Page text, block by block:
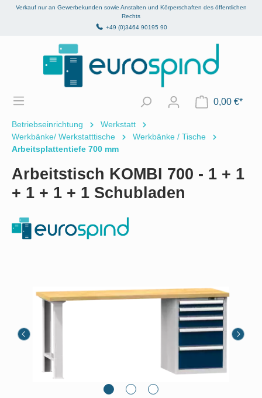
springen
Verkauf nur an Gewerbekunden sowie Anstalten und Körperschaften des öffentlichen
Rechts
+49 (0)3464 90195 90
0,00 €*
Betriebseinrichtung
Werkstatt
Werkbänke/ Werkstatttische
Werkbänke / Tische
Arbeitsplattentiefe 700 mm
Arbeitstisch KOMBI 700 - 1 + 1
+ 1 + 1 + 1 Schubladen